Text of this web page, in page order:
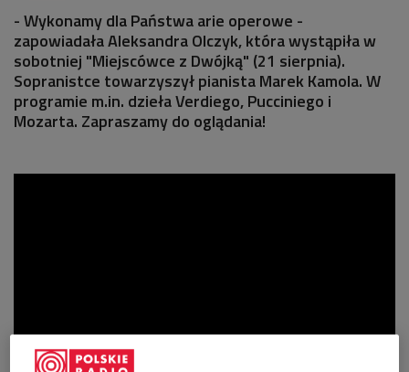
- Wykonamy dla Państwa arie operowe -
zapowiadała Aleksandra Olczyk, która wystąpiła w
sobotniej "Miejscówce z Dwójką" (21 sierpnia).
Sopranistce towarzyszył pianista Marek Kamola. W
programie m.in. dzieła Verdiego, Pucciniego i
Mozarta. Zapraszamy do oglądania!